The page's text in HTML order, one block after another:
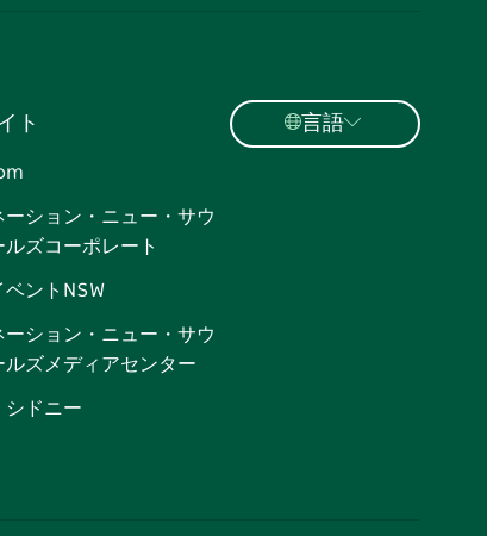
ト
ーション・ニュー・サウ
ルズコーポレート
ベントNSW
ーション・ニュー・サウ
ルズメディアセンター
シドニー
言語